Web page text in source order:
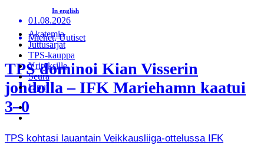
In english
Akatemia
Juttusarjat
TPS-kauppa
Yrityksille
Seura
Liput
01.08.2026
Miehet, Uutiset
TPS dominoi Kian Visserin
johdolla – IFK Mariehamn kaatui
3–0
TPS kohtasi lauantain Veikkausliiga-ottelussa IFK